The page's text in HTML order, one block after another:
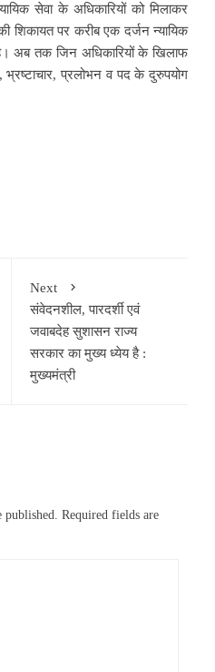
सेवा के अधिकारियों को मिलाकर
शिकायत पर करीब एक दर्जन न्यायिक
है। अब तक जिन अधिकारियों के खिलाफ
भ्रष्टाचार, प्रलोभन व पद के दुरुपयोग
Next
संवेदनशील, पारदर्शी एवं
जवाबदेह सुशासन राज्य
सरकार का मुख्य ध्येय है :
मुख्यमंत्री
Required fields are